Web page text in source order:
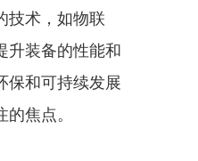
技术，如物联
升装备的性能和
保和可持续发展
焦点。